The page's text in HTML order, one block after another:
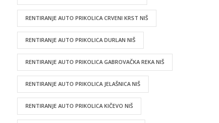
RENTIRANJE AUTO PRIKOLICA CRVENI KRST NIŠ
RENTIRANJE AUTO PRIKOLICA DURLAN NIŠ
RENTIRANJE AUTO PRIKOLICA GABROVAČKA REKA NIŠ
RENTIRANJE AUTO PRIKOLICA JELAŠNICA NIŠ
RENTIRANJE AUTO PRIKOLICA KIČEVO NIŠ